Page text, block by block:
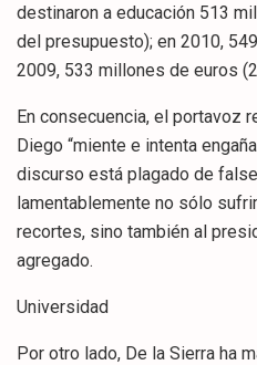
destinaron a educación 513
del presupuesto); en 2010,
2009, 533 millones de euros
En consecuencia, el portavoz
Diego “miente e intenta
discurso está plagado de
lamentablemente no sólo
recortes, sino también al
agregado.
Universidad
Por otro lado, De la Sierra ha